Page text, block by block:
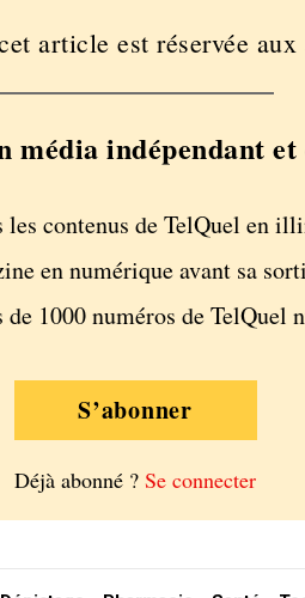
article est réservée aux
média indépendant
les contenus de TelQuel en
en numérique avant sa
de 1000 numéros de TelQuel
S’abonner
Déjà abonné ? Se connecter